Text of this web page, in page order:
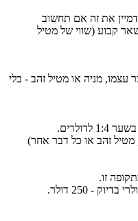
את זה אם תחשוב
קבוע (שווי של מטיל
עצמו, מניה או מטיל זהב - בלי
זהב או כל דבר אחר)